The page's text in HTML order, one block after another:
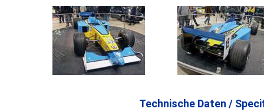
Technische Daten /